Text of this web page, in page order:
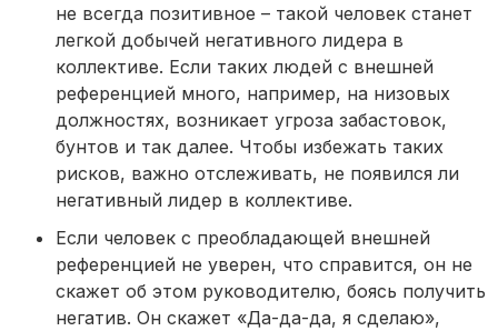
не всегда позитивное – такой человек станет
легкой добычей негативного лидера в
коллективе. Если таких людей с внешней
референцией много, например, на низовых
должностях, возникает угроза забастовок,
бунтов и так далее. Чтобы избежать таких
рисков, важно отслеживать, не появился ли
негативный лидер в коллективе.
Если человек с преобладающей внешней
референцией не уверен, что справится, он не
скажет об этом руководителю, боясь получить
негатив. Он скажет «Да-да-да, я сделаю»,